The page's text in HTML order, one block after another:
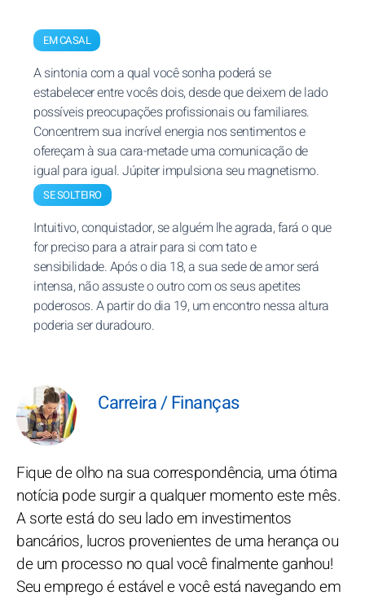
EM CASAL
A sintonia com a qual você sonha poderá se
estabelecer entre vocês dois, desde que deixem de lado
possíveis preocupações profissionais ou familiares.
Concentrem sua incrível energia nos sentimentos e
ofereçam à sua cara-metade uma comunicação de
igual para igual. Júpiter impulsiona seu magnetismo.
SE SOLTEIRO
Intuitivo, conquistador, se alguém lhe agrada, fará o que
for preciso para a atrair para si com tato e
sensibilidade. Após o dia 18, a sua sede de amor será
intensa, não assuste o outro com os seus apetites
poderosos. A partir do dia 19, um encontro nessa altura
poderia ser duradouro.
Carreira / Finanças
Fique de olho na sua correspondência, uma ótima
notícia pode surgir a qualquer momento este mês.
A sorte está do seu lado em investimentos
bancários, lucros provenientes de uma herança ou
de um processo no qual você finalmente ganhou!
Seu emprego é estável e você está navegando em